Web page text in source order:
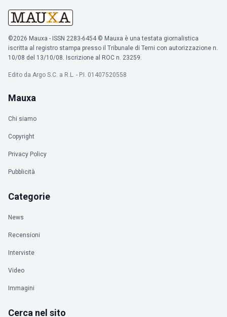
©2026 Mauxa - ISSN 2283-6454 © Mauxa è una testata giornalistica
iscritta al registro stampa presso il Tribunale di Terni con autorizzazione n.
10/08 del 13/10/08. Iscrizione al ROC n. 23259.
Edito da Argo S.C. a R.L. - P.I. 01407520558
Mauxa
Chi siamo
Copyright
Privacy Policy
Pubblicità
Categorie
News
Recensioni
Interviste
Video
Immagini
Cerca nel sito